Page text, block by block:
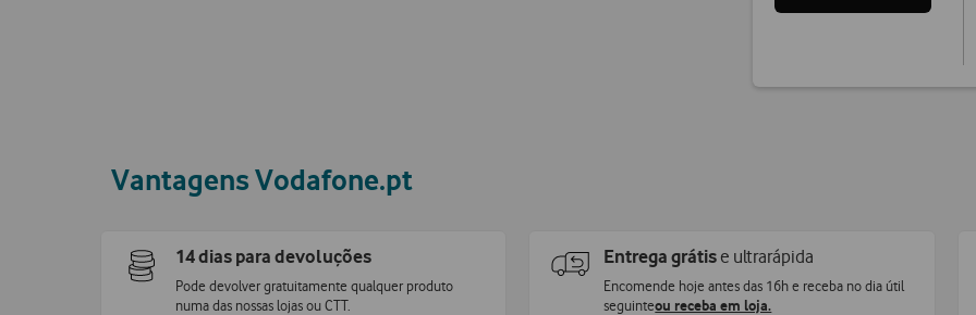
Vantagens Vodafone.pt
14 dias para devoluções
Pode devolver gratuitamente qualquer produto
numa das nossas lojas ou CTT.
Entrega grátis e ultrarápida
Encomende hoje antes das 16h e receba no dia útil
seguinteou receba em loja.